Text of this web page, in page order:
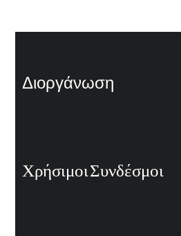
Διοργάνωση
Χρήσιμοι Συνδέσμοι